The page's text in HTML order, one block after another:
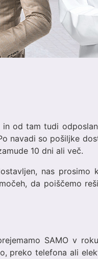
od tam tudi
navadi so pošiljke
10 dni ali več.
nas prosimo
da poiščemo
SAMO v
preko telefona ali